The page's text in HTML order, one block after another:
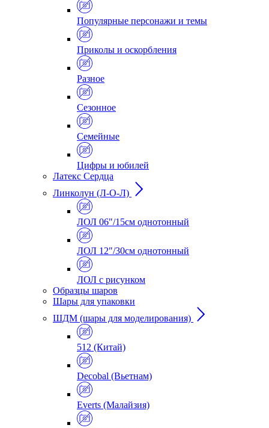
Популярные персонажи и темы
Приколы и оскорбления
Разное
Сезонное
Семейные
Цифры и юбилей
Латекс Сердца
Линколун (Л-О-Л)
ЛОЛ 06"/15см однотонный
ЛОЛ 12"/30см однотонный
ЛОЛ с рисунком
Образцы шаров
Шары для упаковки
ШДМ (шары для моделирования)
512 (Китай)
Decobal (Вьетнам)
Everts (Малайзия)